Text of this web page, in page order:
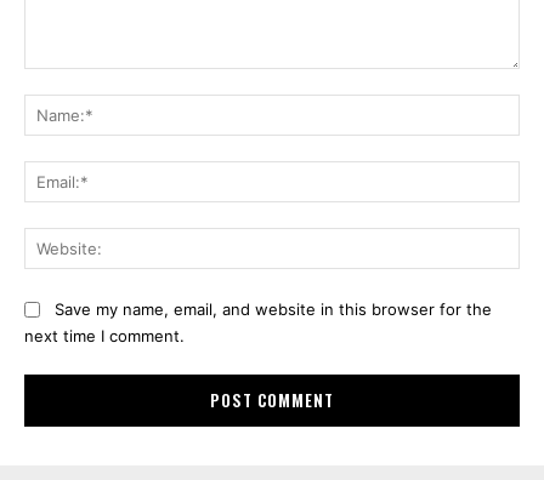
Save my name, email, and website in this browser for the
next time I comment.